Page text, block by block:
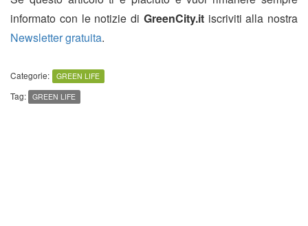
informato con le notizie di GreenCity.itiscriviti alla nostra
Newsletter gratuita.
Categorie: GREEN LIFE
Tag: GREEN LIFE